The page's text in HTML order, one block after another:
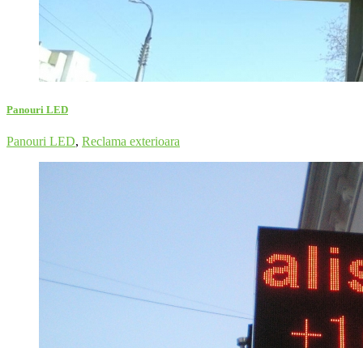
Panouri LED
Panouri LED, Reclama exterioara